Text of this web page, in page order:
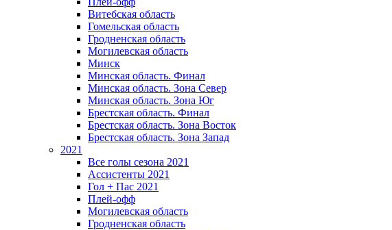
Витебская область
Гомельская область
Гродненская область
Могилевская область
Минск
Mинская область. Финал
Минская область. Зона Север
Минская область. Зона Юг
Брестская область. Финал
Брестская область. Зона Восток
Брестская область. Зона Запад
2021
Все голы сезона 2021
Ассистенты 2021
Гол + Пас 2021
Плей-офф
Могилевская область
Гродненская область